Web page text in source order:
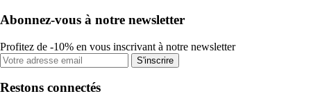
Abonnez-vous à notre newsletter
Profitez de -10% en vous inscrivant à notre newsletter
S'inscrire
Restons connectés